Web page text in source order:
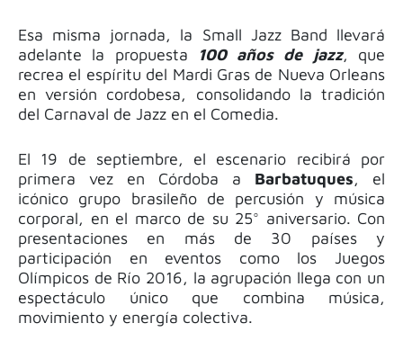
Esa misma jornada, la Small Jazz Band llevará
adelante la propuesta
100 años de jazz, que
recrea el espíritu del Mardi Gras de Nueva Orleans
en versión cordobesa, consolidando la tradición
del Carnaval de Jazz en el Comedia.
El 19 de septiembre, el escenario recibirá por
primera vez en Córdoba a Barbatuques, el
icónico grupo brasileño de percusión y música
corporal, en el marco de su 25° aniversario. Con
presentaciones en más de 30 países y
participación en eventos como los Juegos
Olímpicos de Río 2016, la agrupación llega con un
espectáculo único que combina música,
movimiento y energía colectiva.